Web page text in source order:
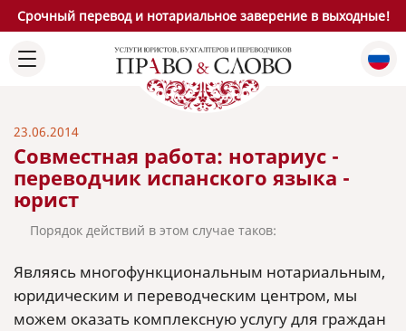
Срочный перевод и нотариальное заверение в выходные!
23.06.2014
Совместная работа: нотариус -
переводчик испанского языка -
юрист
Порядок действий в этом случае таков:
Являясь многофункциональным нотариальным,
юридическим и переводческим центром, мы
можем оказать комплексную услугу для граждан